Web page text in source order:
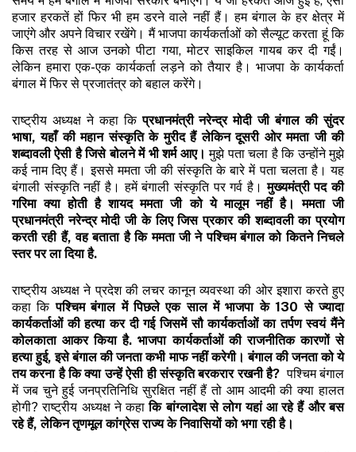
हजार हरकतें हों फिर भी हम डरने वाले नहीं हैं। हम बंगाल के हर क्षेत्र में
जाएंगे और अपने विचार रखेंगे। मैं भाजपा कार्यकर्ताओं को सैल्यूट करता हूं कि
किस तरह से आज उनको पीटा गया, मोटर साइकिल गायब कर दी गईं।
लेकिन हमारा एक-एक कार्यकर्ता लड़ने को तैयार है। भाजपा के कार्यकर्ता
बंगाल में फिर से प्रजातंत्र को बहाल करेंगे।
राष्ट्रीय अध्यक्ष ने कहा किप्रधानमंत्री नरेन्द्र मोदी जी बंगाल की सुंदर
भाषा,यहाँ की महान संस्कृति के मुरीद हैं लेकिन दूसरी ओर ममता जी की
शब्दावली ऐसी है जिसे बोलने में भी शर्म आए। मुझे पता चला है कि उन्होंने मुझे
कई नाम दिए हैं। इससे ममता जी की संस्कृति के बारे में पता चलता है। यह
बंगाली संस्कृति नहीं है। हमें बंगाली संस्कृति पर गर्व है।मुख्यमंत्री पद की
गरिमा क्या होती है शायद ममता जी को ये मालूम नहीं है। ममता जी
प्रधानमंत्री नरेन्द्र मोदी जी के लिए जिस प्रकार की शब्दावली का प्रयोग
करती रही हैं,वह बताता है कि ममता जी नेपश्चिम बंगाल को कितने निचले
स्तर पर ला दिया है.
राष्ट्रीय अध्यक्ष ने प्रदेश की लचर कानून व्यवस्था की ओर इशारा करते हुए
कहा किपश्चिम बंगाल में पिछले एक साल में भाजपा के 130 से ज्यादा
कार्यकर्ताओं की हत्या कर दी गई जिसमें सौ कार्यकर्ताओं का तर्पण स्वयं मैंने
कोलकाता आकर किया है.भाजपा कार्यकर्ताओं की राजनीतिक कारणों से
हत्या हुई,इसे बंगाल की जनता कभी माफ नहीं करेगी। बंगाल की जनता को ये
तय करना है कि क्या उन्हें ऐसी ही संस्कृति बरकरार रखनी है?पश्चिम बंगाल
में जब चुने हुई जनप्रतिनिधि सुरक्षित नहीं हैं तो आम आदमी की क्या हालत
होगी? राष्ट्रीय अध्यक्ष ने कहाकि बांग्लादेश से लोग यहां आ रहे हैं और बस
रहे हैं,लेकिन तृणमूल कांग्रेस राज्य के निवासियों को भगा रही है।